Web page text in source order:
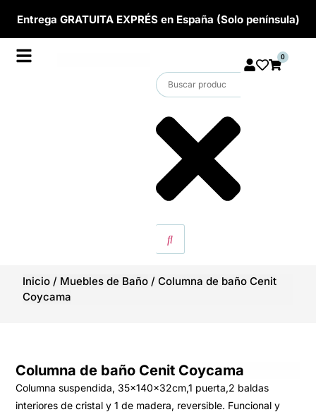
Entrega GRATUITA EXPRÉS en España (Solo península)
0
Inicio / Muebles de Baño /Columna de baño Cenit
Coycama
Columna de baño Cenit Coycama
Columna suspendida, 35x140x32cm,1 puerta,2 baldas
interiores de cristal y 1 de madera, reversible. Funcional y